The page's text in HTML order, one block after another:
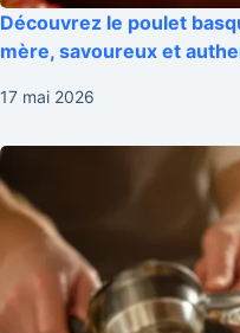
Découvrez le poulet
mère, savoureux et
17 mai 2026